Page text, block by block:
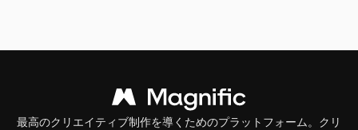
最高のクリエイティブ制作を導くためのプラットフォーム。クリ